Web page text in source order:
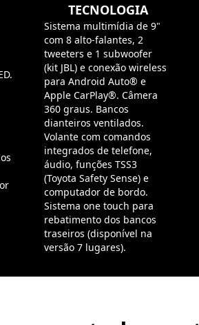
TECNOLOGIA
Sistema multimídia de 9"
com 8 alto-falantes, 2
tweeters e 1 subwoofer
(kit JBL) e conexão wireless
para Android Auto® e
Apple CarPlay®. Câmera
360 graus. Bancos
dianteiros ventilados.
Volante com comandos
integrados de telefone,
áudio, funções TSS3
(Toyota Safety Sense) e
computador de bordo.
Sistema one touch para
rebatimento dos bancos
traseiros (disponível na
versão 7 lugares).